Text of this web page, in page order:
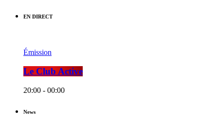
EN DIRECT
Émission
Le Club Active
20:00 - 00:00
News